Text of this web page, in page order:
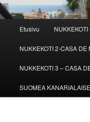
Etusivu
NUKKEKOTI 2-CASA DE
NUKKEKOTI 3 – CASA
SUOMEA